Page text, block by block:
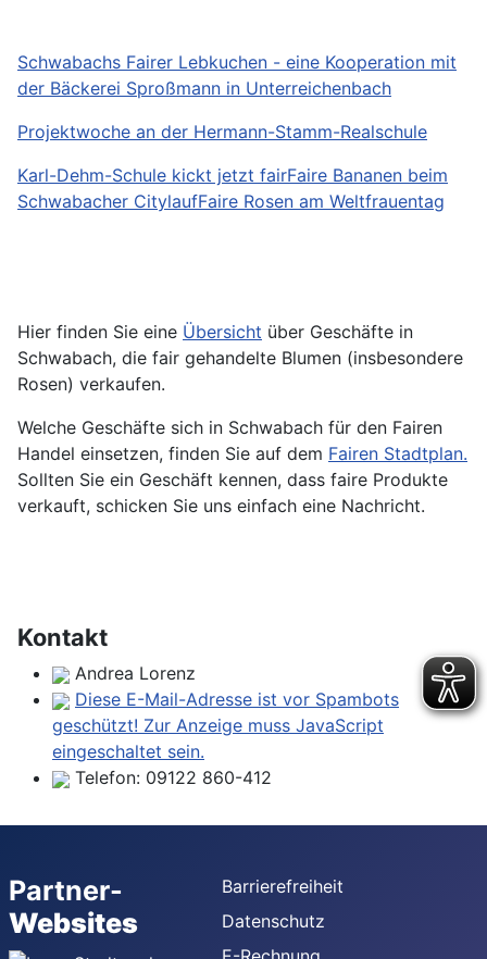
Schwabachs Fairer Lebkuchen - eine Kooperation mit
der Bäckerei Sproßmann in Unterreichenbach
Projektwoche an der Hermann-Stamm-Realschule
Karl-Dehm-Schule kickt jetzt fairFaire Bananen beim
Schwabacher CitylaufFaire Rosen am Weltfrauentag
Hier finden Sie eine Übersicht über Geschäfte in
Schwabach, die fair gehandelte Blumen (insbesondere
Rosen) verkaufen.
Welche Geschäfte sich in Schwabach für den Fairen
Handel einsetzen, finden Sie auf dem Fairen Stadtplan.
Sollten Sie ein Geschäft kennen, dass faire Produkte
verkauft, schicken Sie uns einfach eine Nachricht.
Kontakt
Andrea Lorenz
Diese E-Mail-Adresse ist vor Spambots
geschützt! Zur Anzeige muss JavaScript
eingeschaltet sein.
Telefon: 09122 860-412
Partner-
Websites
Barrierefreiheit
Datenschutz